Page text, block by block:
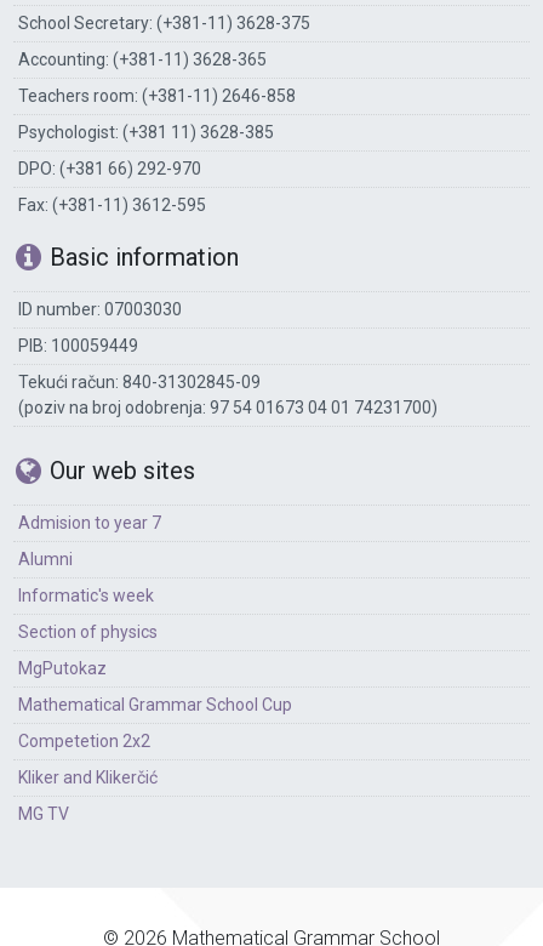
School Secretary: (+381-11) 3628-375
Accounting: (+381-11) 3628-365
Teachers room: (+381-11) 2646-858
Psychologist: (+381 11) 3628-385
DPO: (+381 66) 292-970
Fax: (+381-11) 3612-595
Basic information
ID number: 07003030
PIB: 100059449
Tekući račun: 840-31302845-09
(poziv na broj odobrenja: 97 54 01673 04 01 74231700)
Our web sites
Admision to year 7
Alumni
Informatic's week
Section of physics
MgPutokaz
Mathematical Grammar School Cup
Competetion 2x2
Kliker and Klikerčić
MG TV
© 2026 Mathematical Grammar School